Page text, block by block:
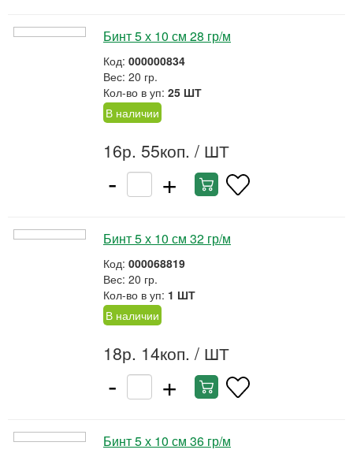
Бинт 5 х 10 см 28 гр/м
Код: 000000834
Вес: 20 гр.
Кол-во в уп: 25 ШТ
В наличии
16р. 55коп. / ШТ
- +
Бинт 5 х 10 см 32 гр/м
Код: 000068819
Вес: 20 гр.
Кол-во в уп: 1 ШТ
В наличии
18р. 14коп. / ШТ
- +
Бинт 5 х 10 см 36 гр/м